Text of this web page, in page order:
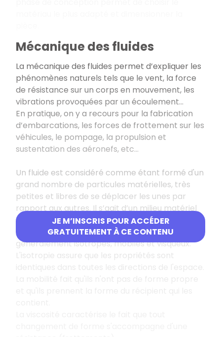
JE M’INSCRIS POUR ACCÉDER
GRATUITEMENT À CE CONTENU
Mécanique des fluides
La mécanique des fluides permet d’expliquer les
phénomènes naturels tels que le vent, la force
de résistance sur un corps en mouvement, les
vibrations provoquées par un écoulement…
En pratique, on y a recours pour la fabrication
d’embarcations, les forces de frottement sur les
véhicules, le pompage, la propulsion et
sustentation des aéronefs, etc…
Un fluide est considéré comme étant formé d'un
grand nombre de particules matérielles, très
petites et libres de se déplacer les unes par
rapport aux autres. Il s’agit d’un milieu matériel
continu, déformable, sans rigidité et qui peut
s'écouler. On distingue les liquides et les gaz,
généralement isotropes, mobiles et visqueux.
L'isotropie assure que les propriétés sont